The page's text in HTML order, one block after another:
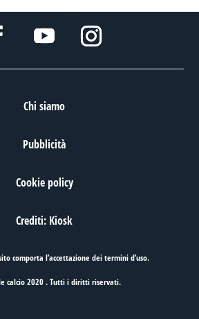
Chi siamo
Pubblicità
Cookie policy
Crediti: Kiosk
comporta l’accettazione deitermini d’uso.
calcio 2020 . Tutti i diritti riservati.